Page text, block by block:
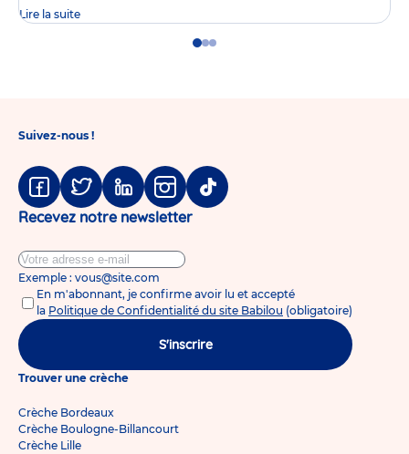
Lire la suite
GoGoGo
Suivez-nous !
Facebook
TwitterLinkedinInstagram
Tiktok
Recevez notre newsletter
Exemple : vous@site.com
En m'abonnant, je confirme avoir lu et accepté
la Politique de Confidentialité du site Babilou (obligatoire)
S'inscrire
Trouver une crèche
Crèche Bordeaux
Crèche Boulogne-Billancourt
Crèche Lille